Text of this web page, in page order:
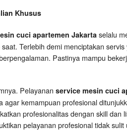
Khusus
cuci apartemen Jakarta selalu
Terlebih demi menciptakan
Pastinya mampu
Pelayanan service mesin cuci
kemampuan profesional
profesionalitas dengan skill
pelayanan profesional tidak sulit